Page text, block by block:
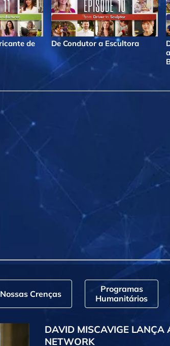
de
De Condutor a Escultora
Crenças
Programas
Humanitários
DAVID MISCAVIGE LANÇA
NETWORK